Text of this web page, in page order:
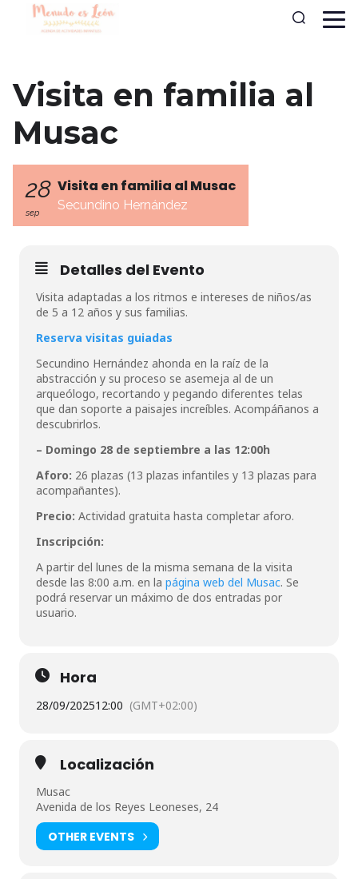
Visita en familia al
Musac
28
sep
Visita en familia al Musac
Secundino Hernández
Detalles del Evento
Visita adaptadas a los ritmos e intereses de niños/as
de 5 a 12 años y sus familias.
Reserva visitas guiadas
Secundino Hernández ahonda en la raíz de la
abstracción y su proceso se asemeja al de un
arqueólogo, recortando y pegando diferentes telas
que dan soporte a paisajes increíbles. Acompáñanos a
descubrirlos.
– Domingo 28 de septiembre a las 12:00h
Aforo: 26 plazas (13 plazas infantiles y 13 plazas para
acompañantes).
Precio: Actividad gratuita hasta completar aforo.
Inscripción:
A partir del lunes de la misma semana de la visita
desde las 8:00 a.m. en la página web del Musac. Se
podrá reservar un máximo de dos entradas por
usuario.
Hora
28/09/202512:00 (GMT+02:00)
Localización
Musac
Avenida de los Reyes Leoneses, 24
OTHER EVENTS